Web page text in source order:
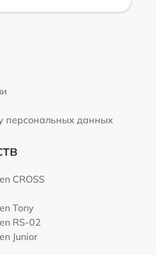
персональных данных
CROSS
Tony
RS-02
Junior